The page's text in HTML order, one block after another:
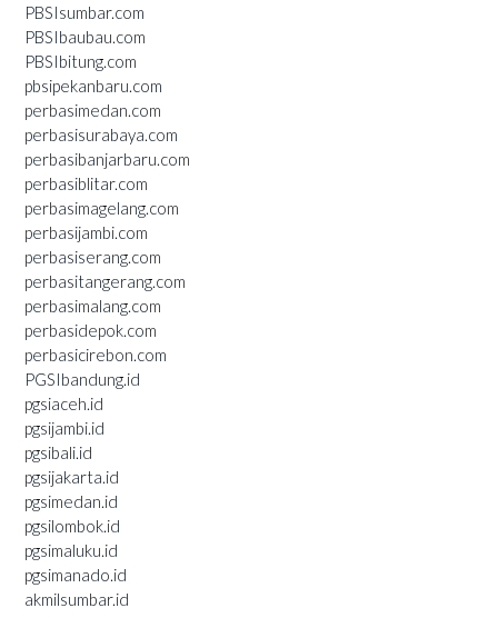
PBSIsumbar.com
PBSIbaubau.com
PBSIbitung.com
pbsipekanbaru.com
perbasimedan.com
perbasisurabaya.com
perbasibanjarbaru.com
perbasiblitar.com
perbasimagelang.com
perbasijambi.com
perbasiserang.com
perbasitangerang.com
perbasimalang.com
perbasidepok.com
perbasicirebon.com
PGSIbandung.id
pgsiaceh.id
pgsijambi.id
pgsibali.id
pgsijakarta.id
pgsimedan.id
pgsilombok.id
pgsimaluku.id
pgsimanado.id
akmilsumbar.id